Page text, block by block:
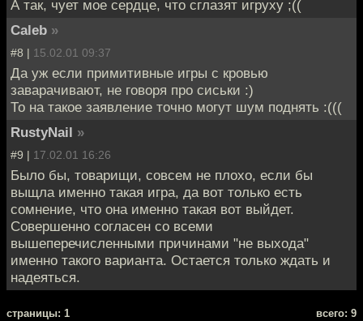
А так, чует мое сердце, что сглазят игруху ;((
Caleb »
#8 | 15.02.01 09:37
Да уж если примитивные игры с кровью
заварачивают, не говоря про сиськи :)
То на такое заявление точно могут шум поднять :(((
RustyNail »
#9 | 17.02.01 16:26
Было бы, товарищи, совсем не плохо, если бы
выщла именно такая игра, да вот только есть
сомнение, что она именно такая вот выйдет.
Совершенно согласен со всеми
вышеперечисленными причинами "не выхода"
именно такого варианта. Остается только ждать и
надеяться.
cтраницы: 1 всего: 9